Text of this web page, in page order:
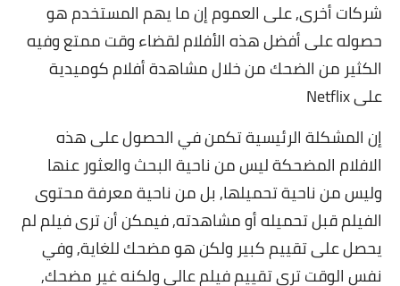
شركات أخرى, على العموم إن ما يهم المستخدم هو
حصوله على أفضل هذه الأفلام لقضاء وقت ممتع وفيه
الكثير من الضحك من خلال مشاهدةأفلام كوميدية
على Netflix
إن المشكلة الرئيسية تكمن في الحصول على هذه
الافلام المضحكة ليس من ناحية البحث والعثور عنها
وليس من ناحية تحميلها, بل من ناحية معرفة محتوى
الفيلم قبل تحميله أو مشاهدته, فيمكن أن ترى فيلم لم
يحصل على تقييم كبير ولكن هو مضحك للغاية, وفي
نفس الوقت ترى تقييم فيلم عالي ولكنه غير مضحك,